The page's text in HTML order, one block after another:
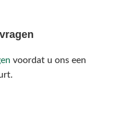
voordat u ons een